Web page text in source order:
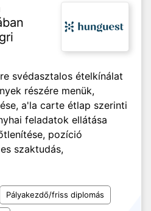
svédasztalos ételkínálat
részére menük,
a'la carte étlap szerinti
feladatok ellátása
pozíció
szaktudás,
Pályakezdő/friss diplomás